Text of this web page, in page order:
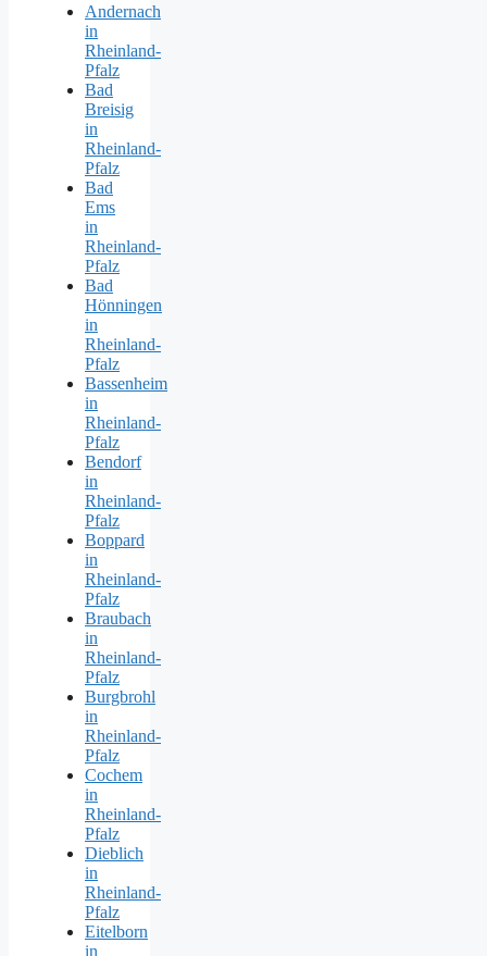
Andernach
in
Rheinland-
Pfalz
Bad
Breisig
in
Rheinland-
Pfalz
Bad
Ems
in
Rheinland-
Pfalz
Bad
Hönningen
in
Rheinland-
Pfalz
Bassenheim
in
Rheinland-
Pfalz
Bendorf
in
Rheinland-
Pfalz
Boppard
in
Rheinland-
Pfalz
Braubach
in
Rheinland-
Pfalz
Burgbrohl
in
Rheinland-
Pfalz
Cochem
in
Rheinland-
Pfalz
Dieblich
in
Rheinland-
Pfalz
Eitelborn
in